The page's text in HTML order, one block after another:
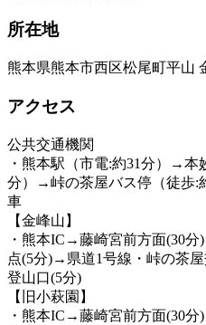
所在地
熊本県熊本市西区松尾町平山
アクセス
公共交通機関
・熊本駅（市電:約31分）→本
分）→峠の茶屋バス停（徒歩:
車
【金峰山】
・熊本IC→藤崎宮前方面(30
点(5分)→県道1号線・峠の茶
登山口(5分)
【旧小萩園】
・熊本IC→藤崎宮前方面(30